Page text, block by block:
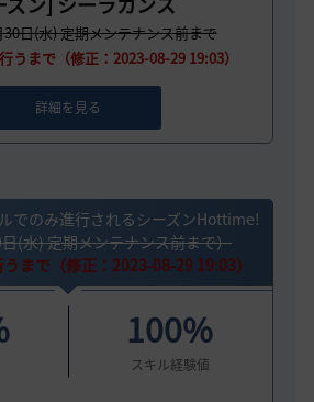
30日(水)定期メンテナンス前まで
うまで（修正：2023-08-29 19:03）
詳細を見る
でのみ進行されるシーズンHottime!
(水) 定期メンテナンス前まで）
まで（修正：2023-08-29 19:03）
100%
スキル経験値